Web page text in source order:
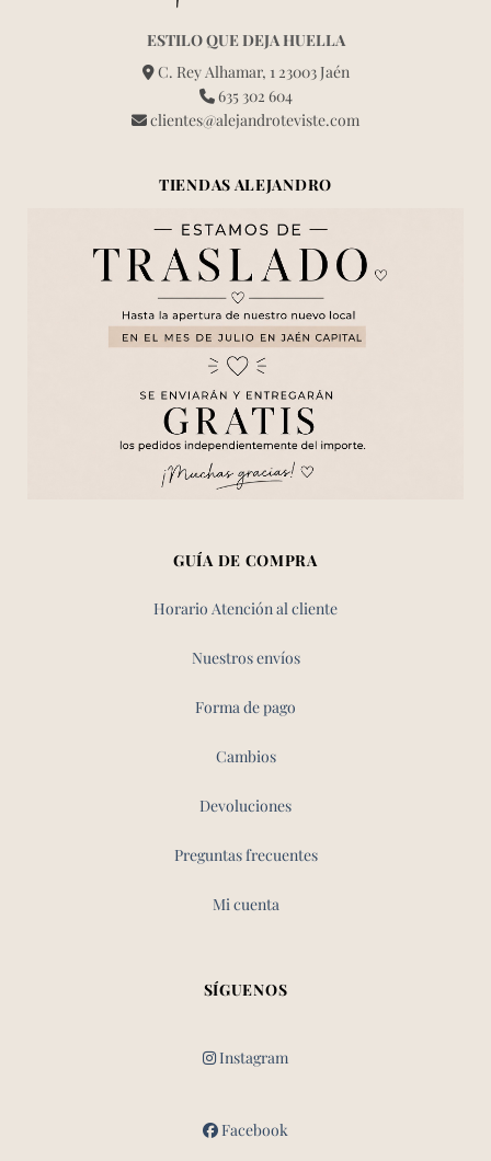
ESTILO QUE DEJA HUELLA
C. Rey Alhamar, 1 23003 Jaén
635 302 604
clientes@alejandroteviste.com
TIENDAS ALEJANDRO
GUÍA DE COMPRA
Horario Atención al cliente
Nuestros envíos
Forma de pago
Cambios
Devoluciones
Preguntas frecuentes
Mi cuenta
SÍGUENOS
Instagram
Facebook